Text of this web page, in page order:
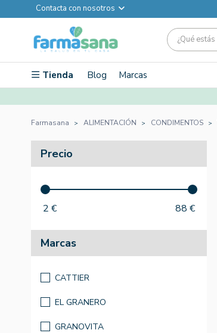
Contacta con nosotros
Tienda Blog Marcas
Farmasana ALIMENTACIÓN CONDIMENTOS
Precio
2 € 88 €
Marcas
CATTIER
EL GRANERO
GRANOVITA